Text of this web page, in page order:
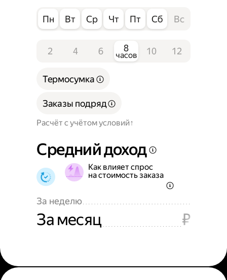
Пн Вт Ср Чт Пт Сб Вс
2 4 6 8
часов 10 12
Расчёт с учётом условий
Термосумка
Заказы подряд
Средний доход
Как влияет спрос
на стоимость заказа
За неделю
За месяц ₽